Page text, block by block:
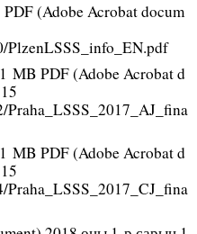
(Adobe Acrobat docum
PlzenLSSS_info_EN.pdf
1 MB PDF (Adobe Acrobat d
1 MB PDF (Adobe Acrobat d